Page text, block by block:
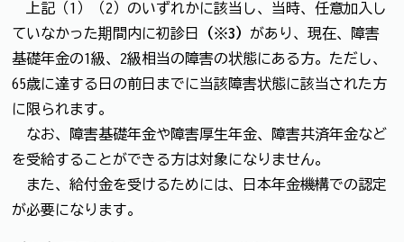
上記（1）（2）のいずれかに該当し、当時、任意加入し
ていなかった期間内に初診日
（※3） があり、現在、障害
基礎年金の1級、2級相当の障害の状態にある方。ただし、
65歳に達する日の前日までに当該障害状態に該当された方
に限られます。
なお、障害基礎年金や障害厚生年金、障害共済年金など
を受給することができる方は対象になりません。
また、給付金を受けるためには、日本年金機構での認定
が必要になります。